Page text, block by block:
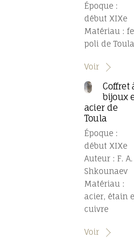
Époque :
début XIXe
Matériau :
poli de Toula
Voir
Coffret
bijoux
acier de
Toula
Époque :
début XIXe
Auteur : F. A.
Shkounaev
Matériau :
acier, étain
cuivre
Voir